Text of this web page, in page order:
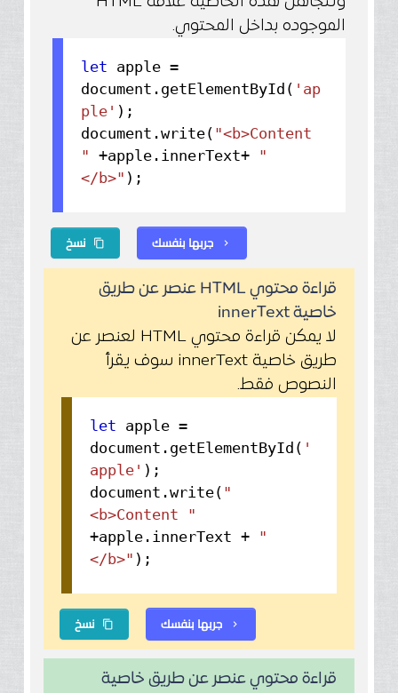
الموجوده بداخل المحتوي.
let apple =
document. getElementById ( 'ap
ple' );
document.write( "<b>Content
" +apple. innerText+ "
</b>" );
نسخ content_copy جربها بنفسك chevron_right
قراءة محتوي HTML عنصر عن طريق
خاصية innerText
لا يمكن قراءة محتوي HTML لعنصر عن
طريق خاصية innerText سوف يقرأ
النصوص فقط.
let apple =
document. getElementById ( '
apple' );
document.write( "
<b>Content "
+apple. innerText + "
</b>" );
نسخ content_copy جربها بنفسك chevron_right
قراءة محتوي عنصر عن طريق خاصية